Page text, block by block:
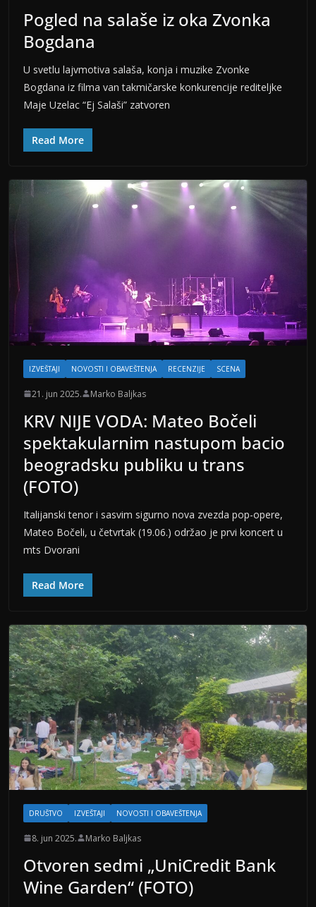
Pogled na salaše iz oka Zvonka
Bogdana
U svetlu lajvmotiva salaša, konja i muzike Zvonke
Bogdana iz filma van takmičarske konkurencije rediteljke
Maje Uzelac “Ej Salaši” zatvoren
Read More
IZVEŠTAJI NOVOSTI I OBAVEŠTENJA RECENZIJE SCENA
21. jun 2025. Marko Baljkas
KRV NIJE VODA: Mateo Bočeli
spektakularnim nastupom bacio
beogradsku publiku u trans
(FOTO)
Italijanski tenor i sasvim sigurno nova zvezda pop-opere,
Mateo Bočeli, u četvrtak (19.06.) održao je prvi koncert u
mts Dvorani
Read More
DRUŠTVO IZVEŠTAJI NOVOSTI I OBAVEŠTENJA
8. jun 2025. Marko Baljkas
Otvoren sedmi „UniCredit Bank
Wine Garden“ (FOTO)